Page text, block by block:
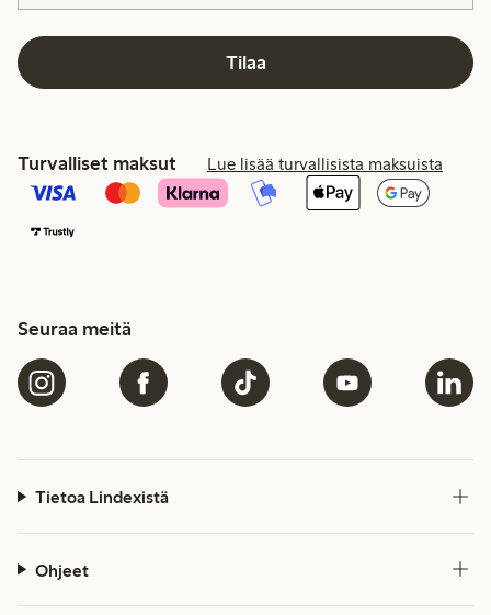
Tilaa
Turvalliset maksut Lue lisää turvallisista maksuista
Seuraa meitä
Tietoa Lindexistä
Ohjeet